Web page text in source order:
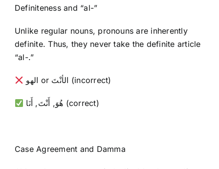
Definiteness and “al-”
Unlike regular nouns, pronouns are inherently
definite. Thus, they never take the definite article
“al-.”
الهو or الأنْتَ (incorrect)
هُوَ, أَنْتَ, أَنَا (correct)
Case Agreement and Damma